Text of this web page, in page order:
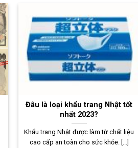
Đâu là loại khẩu trang Nhật tốt
nhất 2023?
Khẩu trang Nhật được làm từ chất liệu
cao cấp an toàn cho sức khỏe. [...]